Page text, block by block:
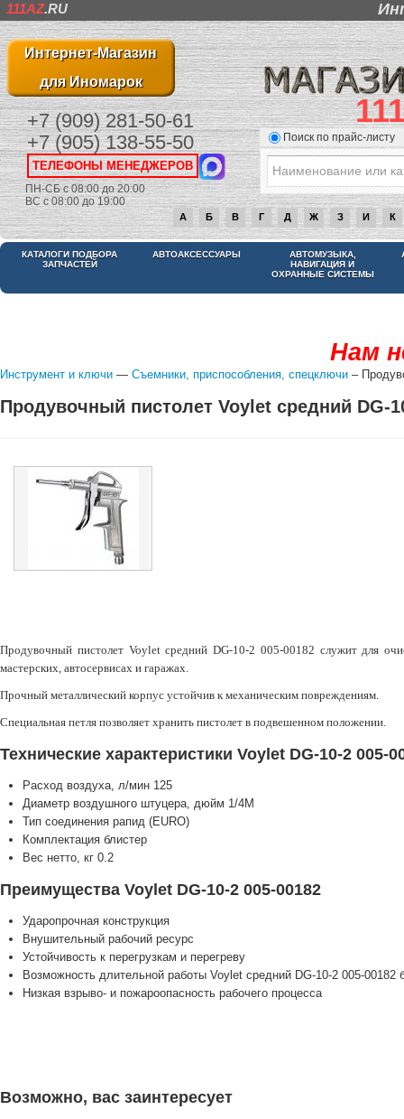
111AZ.RU
Интернет-Магазин
для Иномарок
+7 (909) 281-50-61
+7 (905) 138-55-50
ТЕЛЕФОНЫ МЕНЕДЖЕРОВ
ПН-СБ с 08:00 до 20:00
ВС с 08:00 до 19:00
Поиск по прайс-листу
А Б В Г Д Ж З И К
КАТАЛОГИ ПОДБОРА
ЗАПЧАСТЕЙ
АВТОАКСЕССУАРЫ
АВТОМУЗЫКА,
НАВИГАЦИЯ И
ОХРАННЫЕ СИСТЕМЫ
Нам
Инструмент и ключи — Съемники, приспособления, спецключи –
Продувочный пистолет Voylet средний DG-
Продувочный пистолет Voylet средний DG-10-2 005-00182 служит для
мастерских, автосервисах и гаражах.
Прочный металлический корпус устойчив к механическим повреждениям.
Специальная петля позволяет хранить пистолет в подвешенном положении.
Технические характеристики Voylet DG-10-2 005-
Расход воздуха, л/мин 125
Диаметр воздушного штуцера, дюйм 1/4М
Тип соединения рапид (EURO)
Комплектация блистер
Вес нетто, кг 0.2
Преимущества Voylet DG-10-2 005-00182
Ударопрочная конструкция
Внушительный рабочий ресурс
Устойчивость к перегрузкам и перегреву
Возможность длительной работы Voylet средний DG-10-2 005-00182
Низкая взрыво- и пожароопасность рабочего процесса
Возможно, вас заинтересует